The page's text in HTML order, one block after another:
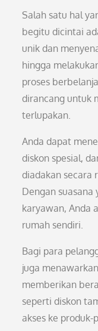
Salah satu hal
begitu dicintai
unik dan
hingga
proses
dirancang untuk
terlupakan.
Anda dapat
diskon spesial,
diadakan secara
Dengan suasana
karyawan, Anda
rumah sendiri.
Bagi para
juga
memberikan
seperti diskon
akses ke